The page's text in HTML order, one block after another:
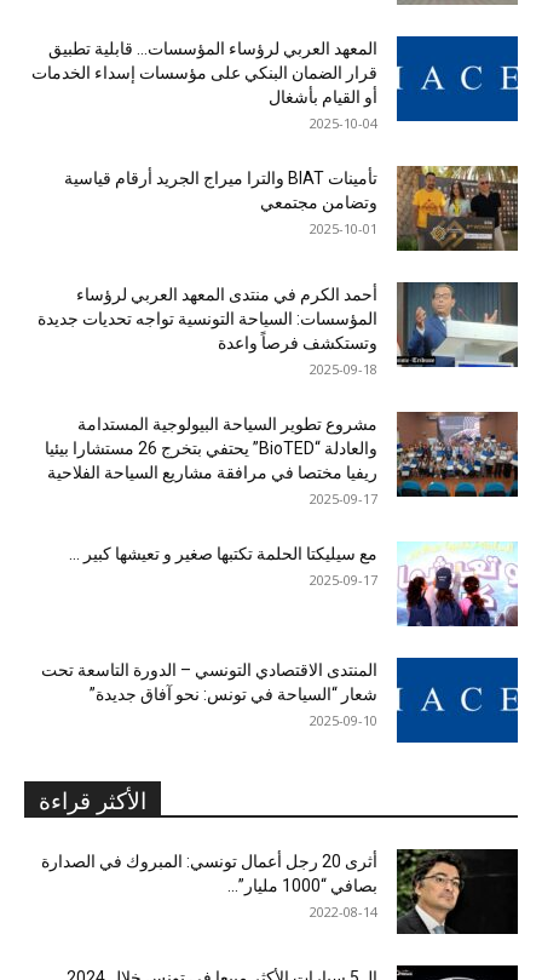
المعهد العربي لرؤساء المؤسسات… قابلية تطبيق
قرار الضمان البنكي على مؤسسات إسداء الخدمات
أو القيام بأشغال
2025-10-04
تأمينات BIAT والترا ميراج الجريد أرقام قياسية
وتضامن مجتمعي
2025-10-01
أحمد الكرم في منتدى المعهد العربي لرؤساء
المؤسسات: السياحة التونسية تواجه تحديات جديدة
وتستكشف فرصاً واعدة
2025-09-18
مشروع تطوير السياحة البيولوجية المستدامة
والعادلة “BioTED” يحتفي بتخرج 26 مستشارا بيئيا
ريفيا مختصا في مرافقة مشاريع السياحة الفلاحية
2025-09-17
مع سيليكتا الحلمة تكتبها صغير و تعيشها كبير …
2025-09-17
المنتدى الاقتصادي التونسي – الدورة التاسعة تحت
شعار “السياحة في تونس: نحو آفاق جديدة”
2025-09-10
الأكثر قراءة
أثرى 20 رجل أعمال تونسي: المبروك في الصدارة
بصافي “1000 مليار”...
2022-08-14